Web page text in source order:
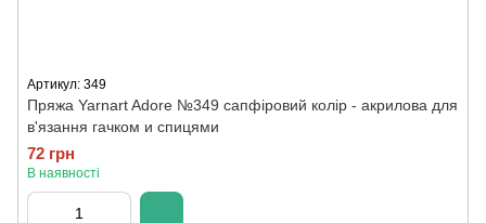
Артикул: 349
Пряжа Yarnart Adore №349 сапфіровий колір - акрилова для
в'язання гачком и спицями
72 грн
В наявності